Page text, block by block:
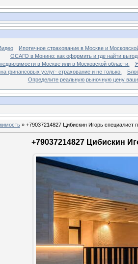
Ипотечное страхование в Москве и
ОСАГО в Монино: как оформить и где найти
в Москве или в Московской области.
финансовых услуг- страхование и не только.
Блог
Определите реальную рыночную цену
» +79037214827 Цибискин Игорь специалист
+79037214827 Цибискин